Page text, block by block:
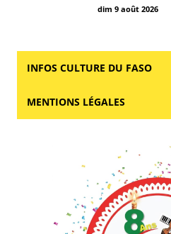
dim 9 août 2026
INFOS CULTURE DU FASO
MENTIONS LÉGALES